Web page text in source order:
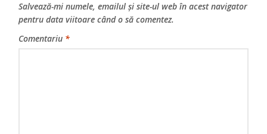
Salvează-mi numele, emailul și site-ul web în acest navigator
pentru data viitoare când o să comentez.
Comentariu *